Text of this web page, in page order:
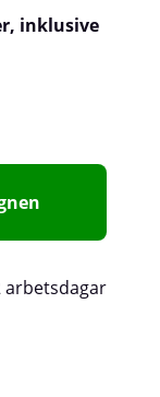
inklusive
arbetsdagar